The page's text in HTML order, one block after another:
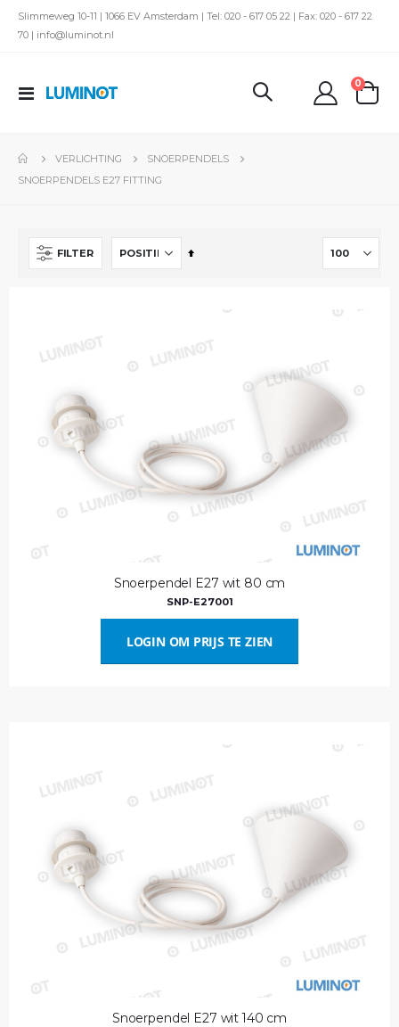
Slimmeweg 10-11 | 1066 EV Amsterdam | Tel: 020 - 617 05 22 | Fax: 020 - 617 22
70 | info@luminot.nl
Toggle
kar
0
VERLICHTING
SNOERPENDELS
SNOERPENDELS E27 FITTING
FILTER
Van
Snoerpendel E27 wit 80 cm
SNP-E27001
LOGIN OM PRIJS TE ZIEN
Snoerpendel E27 wit 140 cm